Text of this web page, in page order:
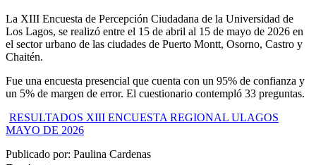
La XIII Encuesta de Percepción Ciudadana de la Universidad de
Los Lagos, se realizó entre el 15 de abril al 15 de mayo de 2026 en
el sector urbano de las ciudades de Puerto Montt, Osorno, Castro y
Chaitén.
Fue una encuesta presencial que cuenta con un 95% de confianza y
un 5% de margen de error. El cuestionario contempló 33 preguntas.
RESULTADOS XIII ENCUESTA REGIONAL ULAGOS
MAYO DE 2026
Publicado por: Paulina Cardenas